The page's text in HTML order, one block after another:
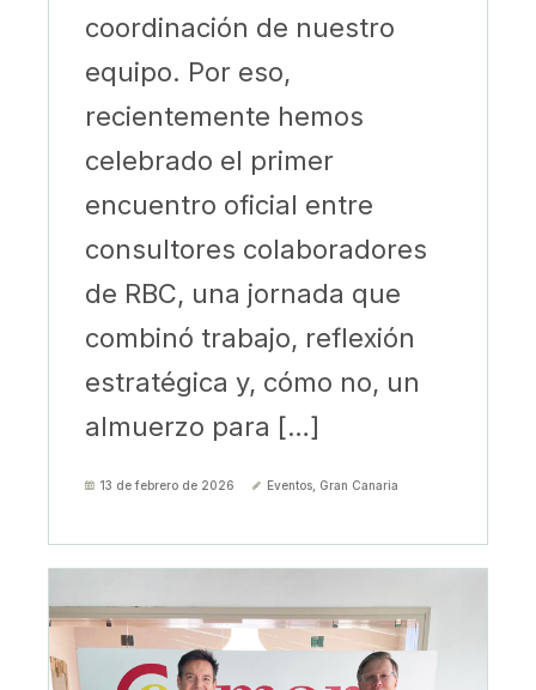
coordinación de nuestro
equipo. Por eso,
recientemente hemos
celebrado el primer
encuentro oficial entre
consultores colaboradores
de RBC, una jornada que
combinó trabajo, reflexión
estratégica y, cómo no, un
almuerzo para […]
13 de febrero de 2026 Eventos Gran Canaria